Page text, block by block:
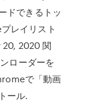
ドできるトッ
レイリスト
20, 2020 関
ローダーを
で「動画
ール.